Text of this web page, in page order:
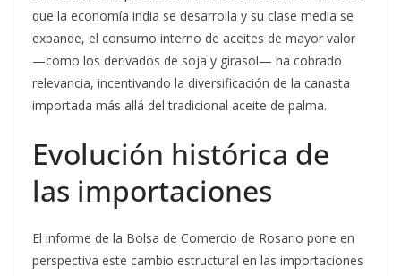
que la economía india se desarrolla y su clase media se
expande, el consumo interno de aceites de mayor valor
—como los derivados de soja y girasol— ha cobrado
relevancia, incentivando la diversificación de la canasta
importada más allá del tradicional aceite de palma.
Evolución histórica de
las importaciones
El informe de la Bolsa de Comercio de Rosario pone en
perspectiva este cambio estructural en las importaciones